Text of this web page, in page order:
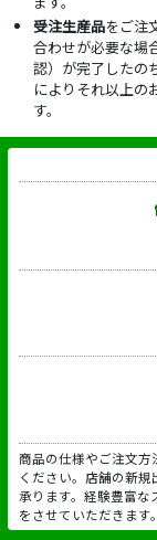
受注生産品をご注
合わせが必要な場
認）が完了したの
によりそれ以上の
す。
商品の仕様やご注文方
ください。店舗の新
承ります。経験豊富な
をさせていただきます。